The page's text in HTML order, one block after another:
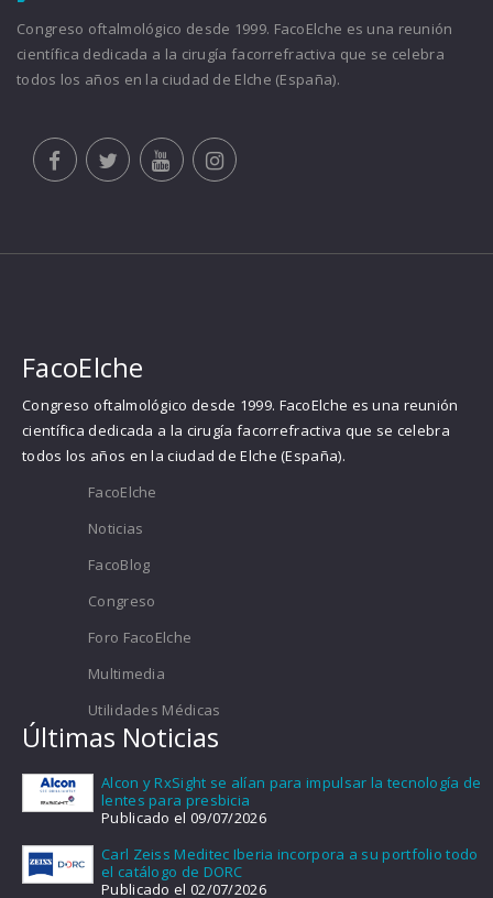
Congreso oftalmológico desde 1999. FacoElche es una reunión
científica dedicada a la cirugía facorrefractiva que se celebra
todos los años en la ciudad de Elche (España).
FacoElche
Congreso oftalmológico desde 1999. FacoElche es una reunión
científica dedicada a la cirugía facorrefractiva que se celebra
todos los años en la ciudad de Elche (España).
FacoElche
Noticias
FacoBlog
Congreso
Foro FacoElche
Multimedia
Utilidades Médicas
Últimas Noticias
Alcon y RxSight se alían para impulsar la tecnología de
lentes para presbicia
Publicado el 09/07/2026
Carl Zeiss Meditec Iberia incorpora a su portfolio todo
el catálogo de DORC
Publicado el 02/07/2026